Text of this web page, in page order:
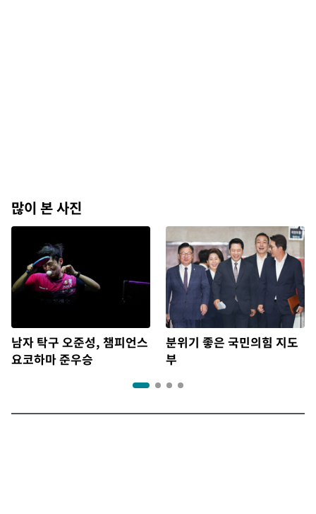
많이 본 사진
남자 탁구 오준성, 챔피언스
요코하마 준우승
분위기 좋은 국민의힘 지도
부